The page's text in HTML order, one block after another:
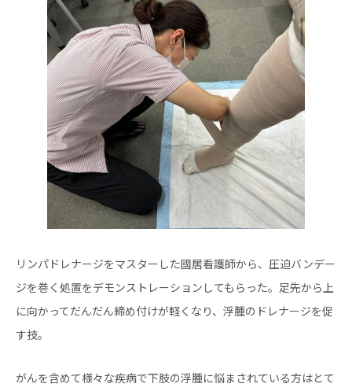
リンパドレナージをマスターした國居看護師から、圧迫バンデー
ジを巻く処置をデモンストレーションしてもらった。足先から上
に向かってだんだん締め付けが軽くなり、浮腫のドレナージを促
す技。
がんを含めて様々な疾病で下肢の浮腫に悩まされている方はとて